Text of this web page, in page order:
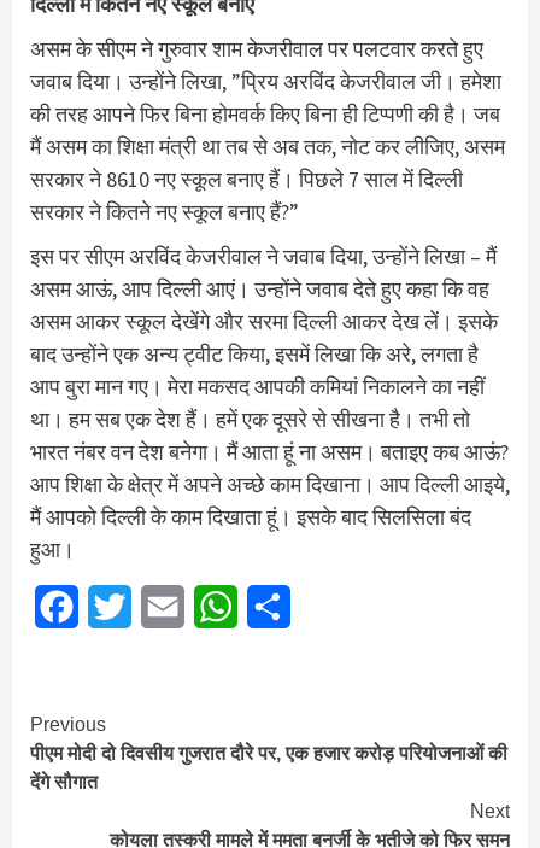
असम के सीएम ने गुरुवार शाम केजरीवाल पर पलटवार करते हुए
जवाब दिया। उन्होंने लिखा, ”प्रिय अरविंद केजरीवाल जी। हमेशा
की तरह आपने फिर बिना होमवर्क किए बिना ही टिप्पणी की है। जब
मैं असम का शिक्षा मंत्री था तब से अब तक, नोट कर लीजिए, असम
सरकार ने 8610 नए स्कूल बनाए हैं। पिछले 7 साल में दिल्ली
सरकार ने कितने नए स्कूल बनाए हैं?”
इस पर सीएम अरविंद केजरीवाल ने जवाब दिया, उन्होंने लिखा – मैं
असम आऊं, आप दिल्ली आएं। उन्होंने जवाब देते हुए कहा कि वह
असम आकर स्कूल देखेंगे और सरमा दिल्ली आकर देख लें। इसके
बाद उन्होंने एक अन्य ट्वीट किया, इसमें लिखा कि अरे, लगता है
आप बुरा मान गए। मेरा मकसद आपकी कमियां निकालने का नहीं
था। हम सब एक देश हैं। हमें एक दूसरे से सीखना है। तभी तो
भारत नंबर वन देश बनेगा। मैं आता हूं ना असम। बताइए कब आऊं?
आप शिक्षा के क्षेत्र में अपने अच्छे काम दिखाना। आप दिल्ली आइये,
मैं आपको दिल्ली के काम दिखाता हूं। इसके बाद सिलसिला बंद
हुआ।
FacebookTwitter Email WhatsApp
Continue
Reading
Previous
पीएम मोदी दो दिवसीय गुजरात दौरे पर, एक हजार करोड़ परियोजनाओं की
देंगे सौगात
Next
कोयला तस्करी मामले में ममता बनर्जी के भतीजे को फिर समन